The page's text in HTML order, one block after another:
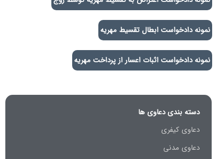
نمونه دادخواست ابطال تقسیط مهریه
نمونه دادخواست اثبات اعسار از پرداخت مهریه
دسته بندی دعاوی ها
دعاوی کیفری
دعاوی مدنی